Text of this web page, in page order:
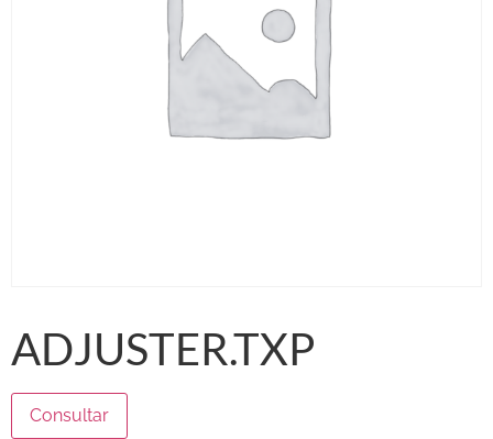
ADJUSTER.TXP
Consultar